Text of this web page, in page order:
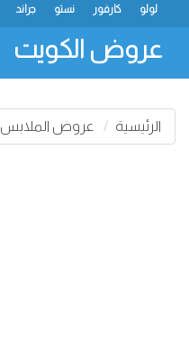
جراند نستو كارفور لولو
عروض الكويت
الرئيسية عروض الملابس